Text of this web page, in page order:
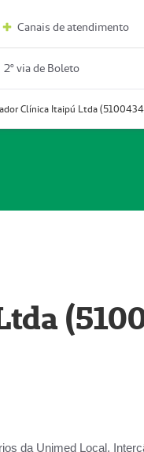
Canais de atendimento
2º via de Boleto
Clínica Itaipú Ltda
da Unimed Local,